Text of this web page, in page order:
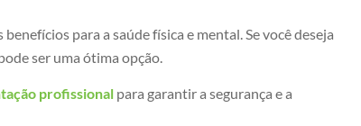
para a saúde física e mental. Se você deseja
ser uma ótima opção.
profissional para garantir a segurança e a